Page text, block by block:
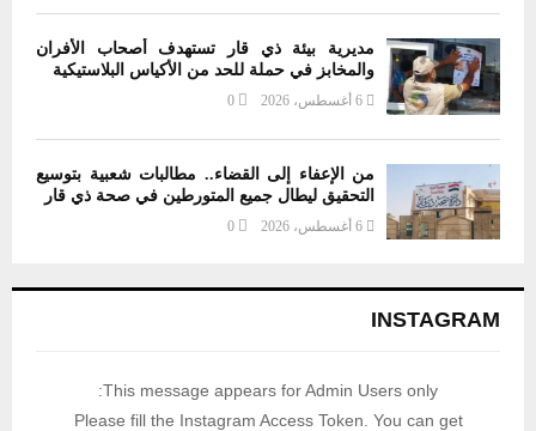
مديرية بيئة ذي قار تستهدف أصحاب الأفران
والمخابز في حملة للحد من الأكياس البلاستيكية
6 أغسطس، 2026 0
من الإعفاء إلى القضاء.. مطالبات شعبية بتوسيع
التحقيق ليطال جميع المتورطين في صحة ذي قار
6 أغسطس، 2026 0
INSTAGRAM
This message appears for Admin Users only:
Please fill the Instagram Access Token. You can get